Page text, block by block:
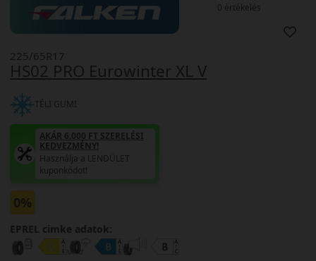
0 értékelés
HS02 PRO Eurowinter XL V
225/65R17
TÉLI GUMI
AKÁR 6.000 FT SZERELÉSI
KEDVEZMÉNY!
Használja a LENDÜLET
kuponkódot!
0%
EPREL cimke adatok: